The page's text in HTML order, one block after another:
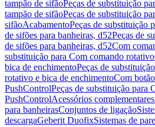
tampão de sifãoPeças de substituição
tampão de sifãoPeças de substituição
sifãoAcabamentoPeças de substituição
de sifões para banheiras, d52Peças de
de sifões para banheiras, d52Com
substituição para Com comando rotativo
bica de enchimentoPeças de
rotativo e bica de enchimentoCom
PushControlPeças de substituição para
PushControlAcessórios
para banheirasConjuntos de ligação
descargaGeberit DuofixSistemas de